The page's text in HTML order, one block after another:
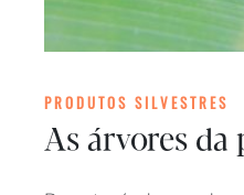
PRODUTOS SILVESTRES
As árvores da